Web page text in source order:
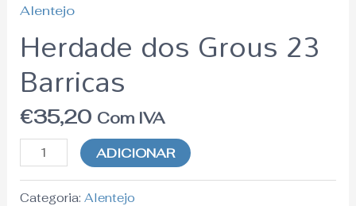
Alentejo
Herdade dos Grous 23
Barricas
€35,20 Com IVA
ADICIONAR
Categoria:Alentejo